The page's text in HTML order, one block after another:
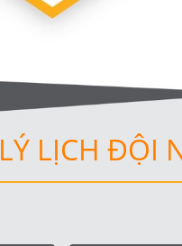
LÝ LỊCH ĐỘI